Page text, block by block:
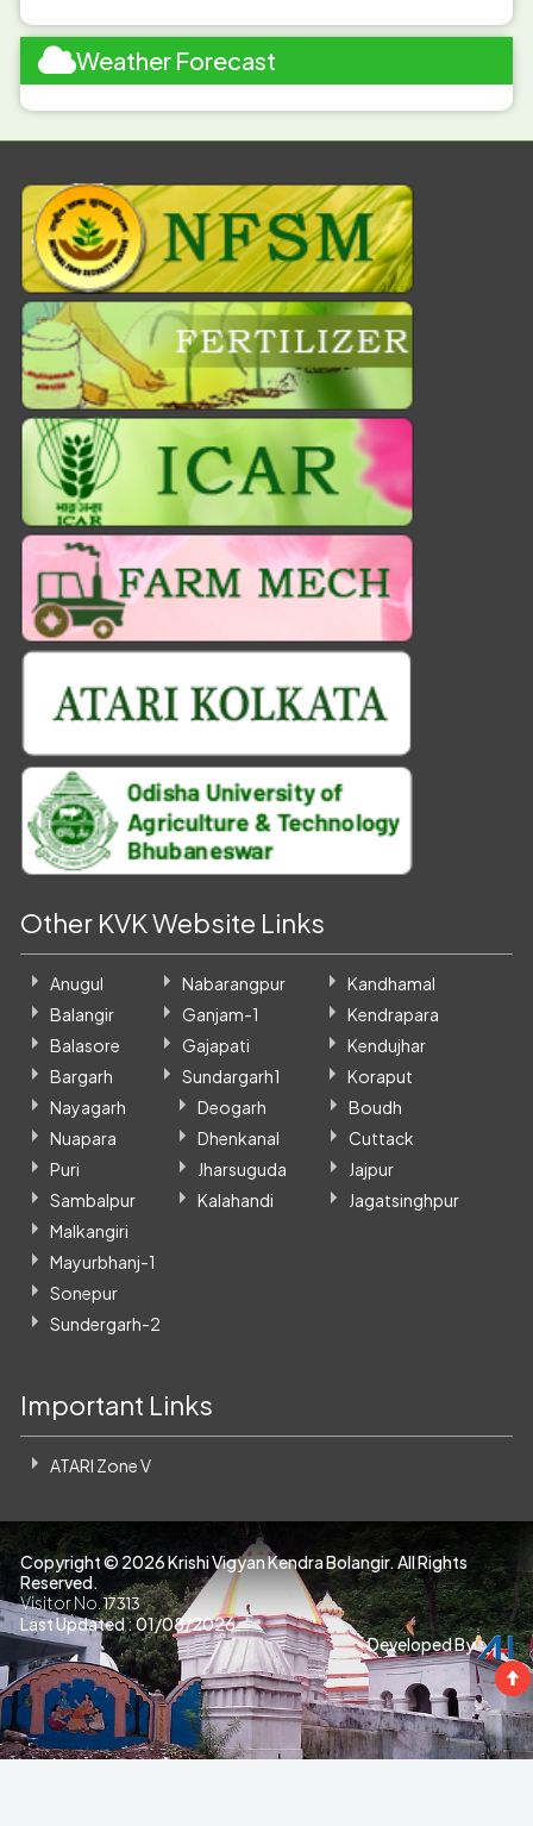
Weather Forecast
Other KVK Website Links
Anugul
Balangir
Balasore
Bargarh
Nabarangpur
Ganjam-1
Gajapati
Sundargarh1
Kandhamal
Kendrapara
Kendujhar
Koraput
Nayagarh
Nuapara
Puri
Sambalpur
Deogarh
Dhenkanal
Jharsuguda
Kalahandi
Boudh
Cuttack
Jajpur
Jagatsinghpur
Malkangiri
Mayurbhanj-1
Sonepur
Sundergarh-2
Important Links
ATARI Zone V
Copyright ©2026 Krishi Vigyan Kendra Bolangir. All Rights
Reserved.
Visitor No.17313
Last Updated : 01/08/2026
Developed By